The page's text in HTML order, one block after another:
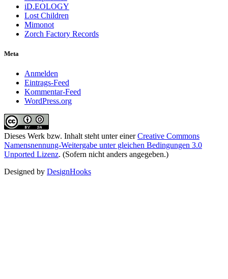
iD.EOLOGY
Lost Children
Mimonot
Zorch Factory Records
Meta
Anmelden
Eintrags-Feed
Kommentar-Feed
WordPress.org
Dieses Werk bzw. Inhalt steht unter einerCreative Commons
Namensnennung-Weitergabe unter gleichen Bedingungen 3.0
Unported Lizenz. (Sofern nicht anders angegeben.)
Designed by DesignHooks